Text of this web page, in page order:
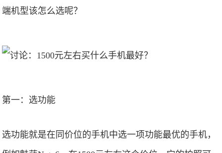
端机型该怎么选呢？
第一：选功能
选功能就是在同价位的手机中选一项功能最优的手机，